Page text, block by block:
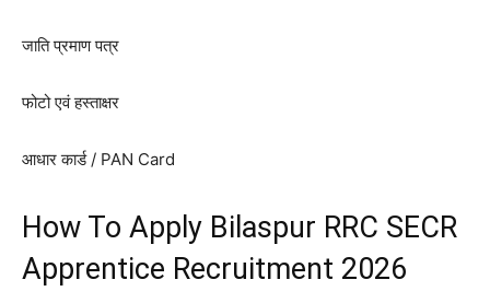
जाति प्रमाण पत्र
फोटो एवं हस्ताक्षर
आधार कार्ड / PAN Card
How To Apply Bilaspur RRC SECR
Apprentice Recruitment 2026